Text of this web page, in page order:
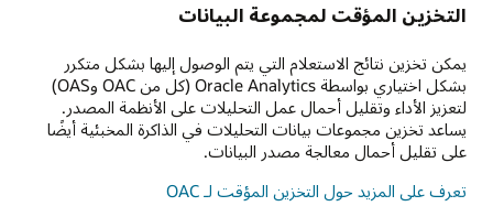
خدمات
الاصطناعي
وخدمات
تكامل
البيانات
والمزيد.
يمكنك
دمج
التخزين المؤقت لمجموعة البيانات
يمكن تخزين نتائج الاستعلام التي يتم الوصول إليها بشكل متكرر
بشكل اختياري بواسطة Oracle Analytics (كل من OAC وOAS)
لتعزيز الأداء وتقليل أحمال عمل التحليلات على الأنظمة المصدر.
يساعد تخزين مجموعات بيانات التحليلات في الذاكرة المخبئية أيضًا
على تقليل أحمال معالجة مصدر البيانات.
تعرف على المزيد حول التخزين المؤقت لـ OAC